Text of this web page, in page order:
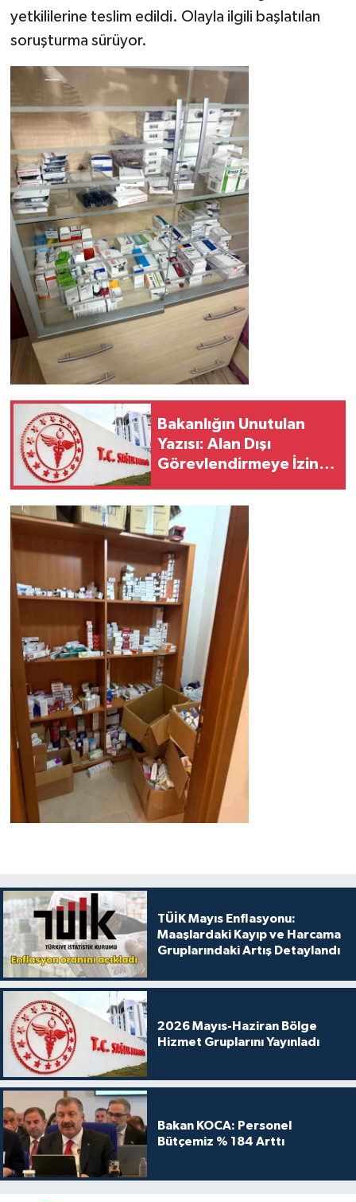
yetkililerine teslim edildi. Olayla ilgili başlatılan
soruşturma sürüyor.
Bakanlığın Unutulan
Yazısı: Alan Dışı
Görevlendirmeye İzin
TÜİK Mayıs Enflasyonu:
Maaşlardaki Kayıp ve Harcama
Gruplarındaki Artış Detaylandı
2026 Mayıs-Haziran Bölge
Hizmet Gruplarını Yayınladı
Bakan KOCA: Personel
Bütçemiz % 184 Arttı